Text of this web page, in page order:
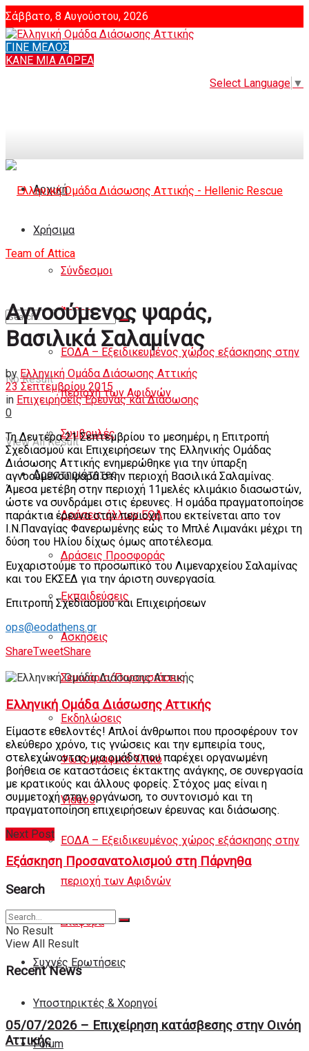
Σάββατο, 8 Αυγούστου, 2026
Login
Select Language ▼
ΓΙΝΕ ΜΕΛΟΣ
ΚΑΝΕ ΜΙΑ ΔΩΡΕΑ
Αρχική
Χρήσιμα
Σύνδεσμοι
Άρθρα
ΕΟΔΑ – Εξειδικευμένος χώρος εξάσκησης στην
περιοχή των Αφιδνών
Συμβουλές
Δραστηριότητες
Δράσεις άλλων ΕΟΔ
Δράσεις Προσφοράς
Εκπαιδεύσεις
Ασκήσεις
Σεμινάρια/Παρουσιάσεις
Εκδηλώσεις
Φωτογραφικό Υλικό
Videos
ΕΟΔΑ – Εξειδικευμένος χώρος εξάσκησης στην
περιοχή των Αφιδνών
Διάφορα
Συχνές Ερωτήσεις
Υποστηρικτές & Χορηγοί
Forum
No Result
View All Result
Αγνοούμενος ψαράς,
Βασιλικά Σαλαμίνας
by Ελληνική Ομάδα Διάσωσης Αττικής
23 Σεπτεμβρίου 2015
in Επιχειρήσεις Ερευνας και Διάσωσης
0
Τη Δευτέρα 21 Σεπτεμβρίου το μεσημέρι, η Επιτροπή
Σχεδιασμού και Επιχειρήσεων της Ελληνικής Ομάδας
Διάσωσης Αττικής ενημερώθηκε για την ύπαρξη
αγνοούμενου ψαρά στην περιοχή Βασιλικά Σαλαμίνας.
Άμεσα μετέβη στην περιοχή 11μελές κλιμάκιο διασωστών,
ώστε να συνδράμει στις έρευνες. Η ομάδα πραγματοποίησε
παράκτια έρευνα στην περιοχή που εκτείνεται απο τον
Ι.Ν.Παναγίας Φανερωμένης εώς το Μπλέ Λιμανάκι μέχρι τη
δύση του Ηλίου δίχως όμως αποτέλεσμα.
Ευχαριστούμε το προσωπικό του Λιμεναρχείου Σαλαμίνας
και του ΕΚΣΕΔ για την άριστη συνεργασία.
Επιτροπή Σχεδιασμού και Επιχειρήσεων
ops@eodathens.gr
ShareTweetShare
Ελληνική Ομάδα Διάσωσης Αττικής
Είμαστε εθελοντές! Απλοί άνθρωποι που προσφέρουν τον
ελεύθερο χρόνο, τις γνώσεις και την εμπειρία τους,
στελεχώνοντας μια ομάδα που παρέχει οργανωμένη
βοήθεια σε καταστάσεις έκτακτης ανάγκης, σε συνεργασία
με κρατικούς και άλλους φορείς. Στόχος μας είναι η
συμμετοχή στην οργάνωση, το συντονισμό και τη
πραγματοποίηση επιχειρήσεων έρευνας και διάσωσης.
Next Post
Εξάσκηση Προσανατολισμού στη Πάρνηθα
Search
No Result
View All Result
Recent News
05/07/2026 – Επιχείρηση κατάσβεσης στην Οινόη
Αττικής